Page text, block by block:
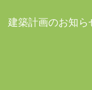
建築計画のお知ら